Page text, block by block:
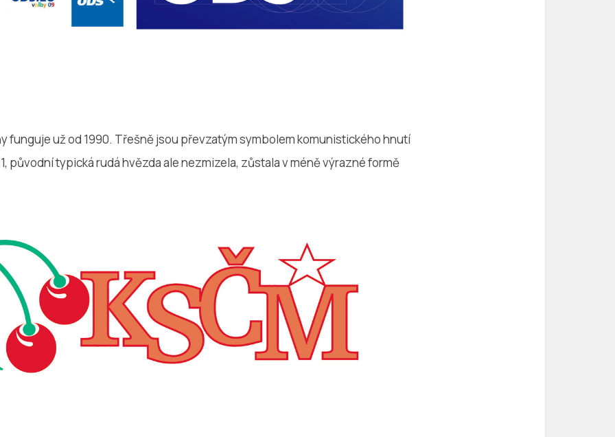
funguje už od 1990. Třešně jsou převzatým symbolem komunistického hnutí
původní typická rudá hvězda ale nezmizela, zůstala v méně výrazné formě